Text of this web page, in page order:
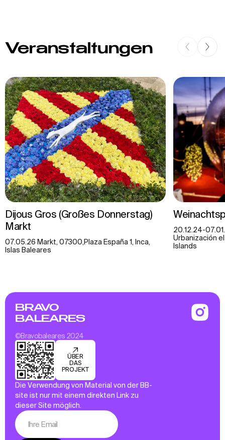
Veranstaltungen
Dijous Gros (Großes Donnerstag)
Markt
07.05.26 Markt, 07300,Plaza España 1, Inca,
Islas Baleares
20.12.24-
Urbanización
Islands
BRAVO
BALEARES
©Bravobaleares 2024
ÜBER
DAS
PROJEKT
Die Verwendung von Material von der BB-
site ist nur mit einem direkten Link zu
dieser Site möglich.